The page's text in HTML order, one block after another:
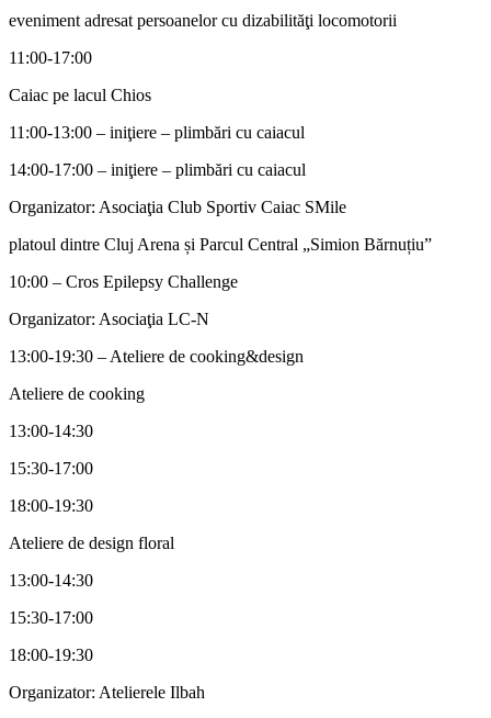
eveniment adresat persoanelor cu dizabilităţi locomotorii
11:00-17:00
Caiac pe lacul Chios
11:00-13:00 – iniţiere – plimbări cu caiacul
14:00-17:00 – iniţiere – plimbări cu caiacul
Organizator: Asociaţia Club Sportiv Caiac SMile
platoul dintre Cluj Arena și Parcul Central „Simion Bărnuțiu”
10:00 – Cros Epilepsy Challenge
Organizator: Asociaţia LC-N
13:00-19:30 – Ateliere de cooking&design
Ateliere de cooking
13:00-14:30
15:30-17:00
18:00-19:30
Ateliere de design floral
13:00-14:30
15:30-17:00
18:00-19:30
Organizator: Atelierele Ilbah